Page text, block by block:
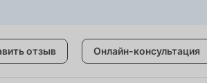
отзыв Онлайн-консультация